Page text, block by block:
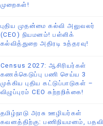
முறைகள்!
புதிய முதன்மை கல்வி அலுவலர்
(CEO) நியமனம்! பள்ளிக்
கல்வித்துறை அதிரடி உத்தரவு!
Census 2027: ஆசிரியர்கள்
கணக்கெடுப்பு பணி செய்ய 3
முக்கிய புதிய கட்டுப்பாடுகள் –
விழுப்புரம் CEO சுற்றறிக்கை!
தமிழ்நாடு அரசு ஊழியர்கள்
கவனத்திற்கு: பணிநியமனம், பதவி